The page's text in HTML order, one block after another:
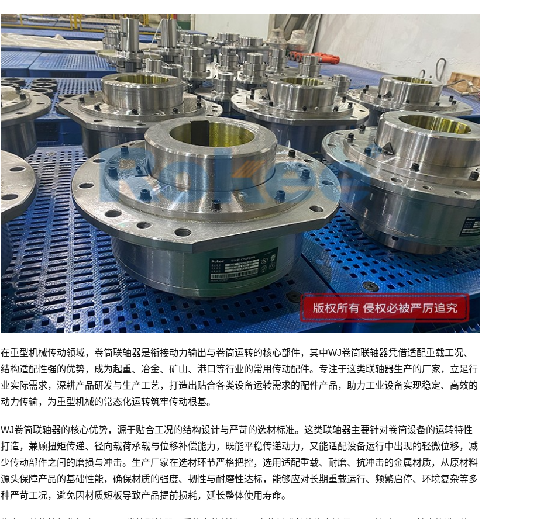
在重型机械传动领域， 卷筒联轴器是衔接动力输出与卷筒运转的核心部件，其中WJ卷筒联轴器凭借适配重载工况、
结构适配性强的优势，成为起重、冶金、矿山、港口等行业的常用传动配件。专注于这类联轴器生产的厂家，立足行
业实际需求，深耕产品研发与生产工艺，打造出贴合各类设备运转需求的配件产品，助力工业设备实现稳定、高效的
动力传输，为重型机械的常态化运转筑牢传动根基。
WJ卷筒联轴器的核心优势，源于贴合工况的结构设计与严苛的选材标准。这类联轴器主要针对卷筒设备的运转特性
打造，兼顾扭矩传递、径向载荷承载与位移补偿能力，既能平稳传递动力，又能适配设备运行中出现的轻微位移，减
少传动部件之间的磨损与冲击。生产厂家在选材环节严格把控，选用适配重载、耐磨、抗冲击的金属材质，从原材料
源头保障产品的基础性能，确保材质的强度、韧性与耐磨性达标，能够应对长期重载运行、频繁启停、环境复杂等多
种严苛工况，避免因材质短板导致产品提前损耗，延长整体使用寿命。